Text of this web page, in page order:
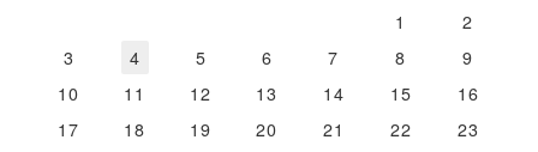
1
2
3
4 5 6 7 8
9
10
11 12 13 14 15
16
17
18 19 20 21 22
23